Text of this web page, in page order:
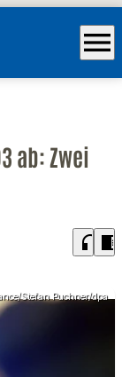
menu
ab: Zwei
headphones chrome_reader_mode
Stefan Puchner/dpa